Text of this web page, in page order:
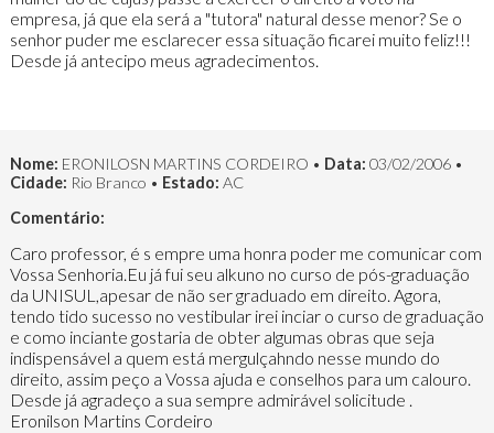
empresa, já que ela será a "tutora" natural desse menor? Se o
senhor puder me esclarecer essa situação ficarei muito feliz!!!
Desde já antecipo meus agradecimentos.
Nome: ERONILOSN MARTINS CORDEIRO • Data: 03/02/2006 •
Cidade: Rio Branco • Estado: AC
Comentário:
Caro professor, é s empre uma honra poder me comunicar com
Vossa Senhoria.Eu já fui seu alkuno no curso de pós-graduação
da UNISUL,apesar de não ser graduado em direito. Agora,
tendo tido sucesso no vestibular irei inciar o curso de graduação
e como inciante gostaria de obter algumas obras que seja
indispensável a quem está mergulçahndo nesse mundo do
direito, assim peço a Vossa ajuda e conselhos para um calouro.
Desde já agradeço a sua sempre admirável solicitude .
Eronilson Martins Cordeiro